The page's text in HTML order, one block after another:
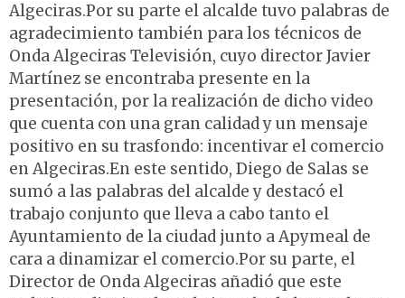
Algeciras.Por su parte el alcalde tuvo palabras de
agradecimiento también para los técnicos de
Onda Algeciras Televisión, cuyo director Javier
Martínez se encontraba presente en la
presentación, por la realización de dicho video
que cuenta con una gran calidad y un mensaje
positivo en su trasfondo: incentivar el comercio
en Algeciras.En este sentido, Diego de Salas se
sumó a las palabras del alcalde y destacó el
trabajo conjunto que lleva a cabo tanto el
Ayuntamiento de la ciudad junto a Apymeal de
cara a dinamizar el comercio.Por su parte, el
Director de Onda Algeciras añadió que este